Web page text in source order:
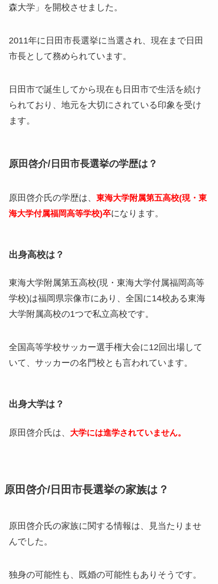
森大学」を開校させました。
2011年に日田市長選挙に当選され、現在まで日田
市長として務められています。
日田市で誕生してから現在も日田市で生活を続け
られており、地元を大切にされている印象を受け
ます。
原田啓介/日田市長選挙の学歴は？
原田啓介氏の学歴は、 東海大学附属第五高校(現・東
海大学付属福岡高等学校)卒になります。
出身高校は？
東海大学附属第五高校(現・東海大学付属福岡高等
学校)は福岡県宗像市にあり、全国に14校ある東海
大学附属高校の1つで私立高校です。
全国高等学校サッカー選手権大会に12回出場して
いて、サッカーの名門校とも言われています。
出身大学は？
原田啓介氏は、 大学には進学されていません。
原田啓介/日田市長選挙の家族は？
原田啓介氏の家族に関する情報は、見当たりませ
んでした。
独身の可能性も、既婚の可能性もありそうです。